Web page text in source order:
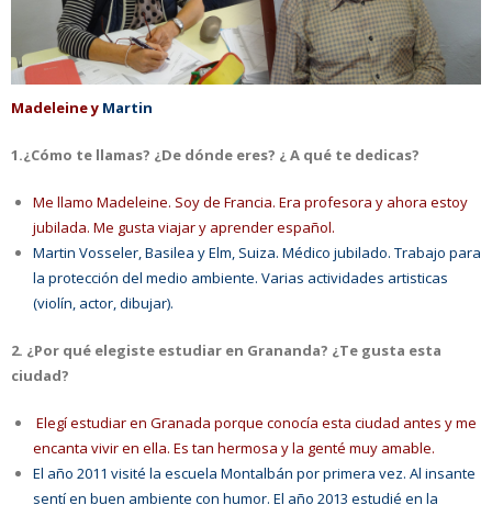
Madeleine y Martin
1.¿Cómo te llamas? ¿De dónde eres? ¿ A qué te dedicas?
Me llamo Madeleine. Soy de Francia. Era profesora y ahora estoy
jubilada. Me gusta viajar y aprender español.
Martin Vosseler, Basilea y Elm, Suiza. Médico jubilado. Trabajo para
la protección del medio ambiente. Varias actividades artisticas
(violín, actor, dibujar).
2. ¿Por qué elegiste estudiar en Grananda? ¿Te gusta esta
ciudad?
Elegí estudiar en Granada porque conocía esta ciudad antes y me
encanta vivir en ella. Es tan hermosa y la genté muy amable.
El año 2011 visité la escuela Montalbán por primera vez. Al insante
sentí en buen ambiente con humor. El año 2013 estudié en la